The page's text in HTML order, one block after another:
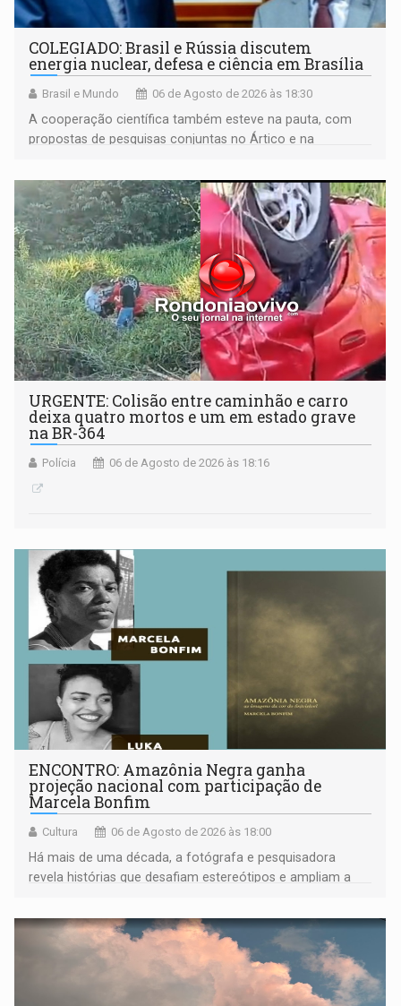
COLEGIADO: Brasil e Rússia discutem
energia nuclear, defesa e ciência em Brasília
Brasil e Mundo 06 de Agosto de 2026 às 18:30
A cooperação científica também esteve na pauta, com
propostas de pesquisas conjuntas no Ártico e na
URGENTE: Colisão entre caminhão e carro
deixa quatro mortos e um em estado grave
na BR-364
Polícia 06 de Agosto de 2026 às 18:16
ENCONTRO: Amazônia Negra ganha
projeção nacional com participação de
Marcela Bonfim
Cultura 06 de Agosto de 2026 às 18:00
Há mais de uma década, a fotógrafa e pesquisadora
revela histórias que desafiam estereótipos e ampliam a
negras